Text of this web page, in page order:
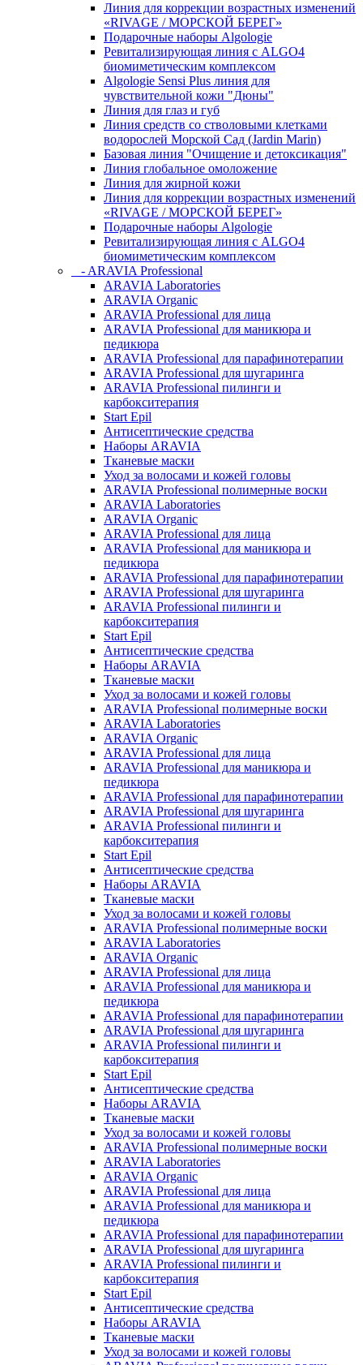
Линия для коррекции возрастных изменений
«RIVAGE / МОРСКОЙ БЕРЕГ»
Подарочные наборы Algologie
Ревитализирующая линия с ALGO4
биомиметическим комплексом
Algologie Sensi Plus линия для
чувcтвительной кожи "Дюны"
Линия для глаз и губ
Линия средств со стволовыми клетками
водорослей Морской Сад (Jardin Marin)
Базовая линия "Очищение и детоксикация"
Линия глобальное омоложение
Линия для жирной кожи
Линия для коррекции возрастных изменений
«RIVAGE / МОРСКОЙ БЕРЕГ»
Подарочные наборы Algologie
Ревитализирующая линия с ALGO4
биомиметическим комплексом
- ARAVIA Professional
ARAVIA Laboratories
ARAVIA Organic
ARAVIA Professional для лица
ARAVIA Professional для маникюра и
педикюра
ARAVIA Professional для парафинотерапии
ARAVIA Professional для шугаринга
ARAVIA Professional пилинги и
карбокситерапия
Start Epil
Антисептические средства
Наборы ARAVIA
Тканевые маски
Уход за волосами и кожей головы
ARAVIA Professional полимерные воски
ARAVIA Laboratories
ARAVIA Organic
ARAVIA Professional для лица
ARAVIA Professional для маникюра и
педикюра
ARAVIA Professional для парафинотерапии
ARAVIA Professional для шугаринга
ARAVIA Professional пилинги и
карбокситерапия
Start Epil
Антисептические средства
Наборы ARAVIA
Тканевые маски
Уход за волосами и кожей головы
ARAVIA Professional полимерные воски
ARAVIA Laboratories
ARAVIA Organic
ARAVIA Professional для лица
ARAVIA Professional для маникюра и
педикюра
ARAVIA Professional для парафинотерапии
ARAVIA Professional для шугаринга
ARAVIA Professional пилинги и
карбокситерапия
Start Epil
Антисептические средства
Наборы ARAVIA
Тканевые маски
Уход за волосами и кожей головы
ARAVIA Professional полимерные воски
ARAVIA Laboratories
ARAVIA Organic
ARAVIA Professional для лица
ARAVIA Professional для маникюра и
педикюра
ARAVIA Professional для парафинотерапии
ARAVIA Professional для шугаринга
ARAVIA Professional пилинги и
карбокситерапия
Start Epil
Антисептические средства
Наборы ARAVIA
Тканевые маски
Уход за волосами и кожей головы
ARAVIA Professional полимерные воски
ARAVIA Laboratories
ARAVIA Organic
ARAVIA Professional для лица
ARAVIA Professional для маникюра и
педикюра
ARAVIA Professional для парафинотерапии
ARAVIA Professional для шугаринга
ARAVIA Professional пилинги и
карбокситерапия
Start Epil
Антисептические средства
Наборы ARAVIA
Тканевые маски
Уход за волосами и кожей головы